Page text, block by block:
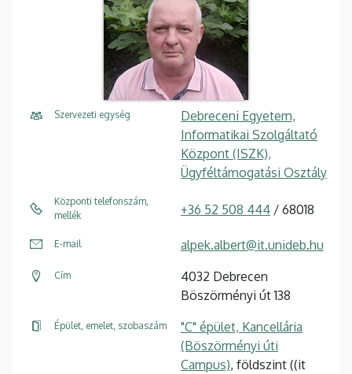
Szervezeti egység
Debreceni Egyetem,
Informatikai Szolgáltató
Központ (ISZK),
Ügyféltámogatási Osztály
Központi telefonszám,
mellék
+36 52 508 444 / 68018
E-mail alpek.albert@it.unideb.hu
Cím
4032 Debrecen
Böszörményi út 138
Épület, emelet, szobaszám
"C" épület, Kancellária
(Böszörményi úti
Campus), földszint ((it